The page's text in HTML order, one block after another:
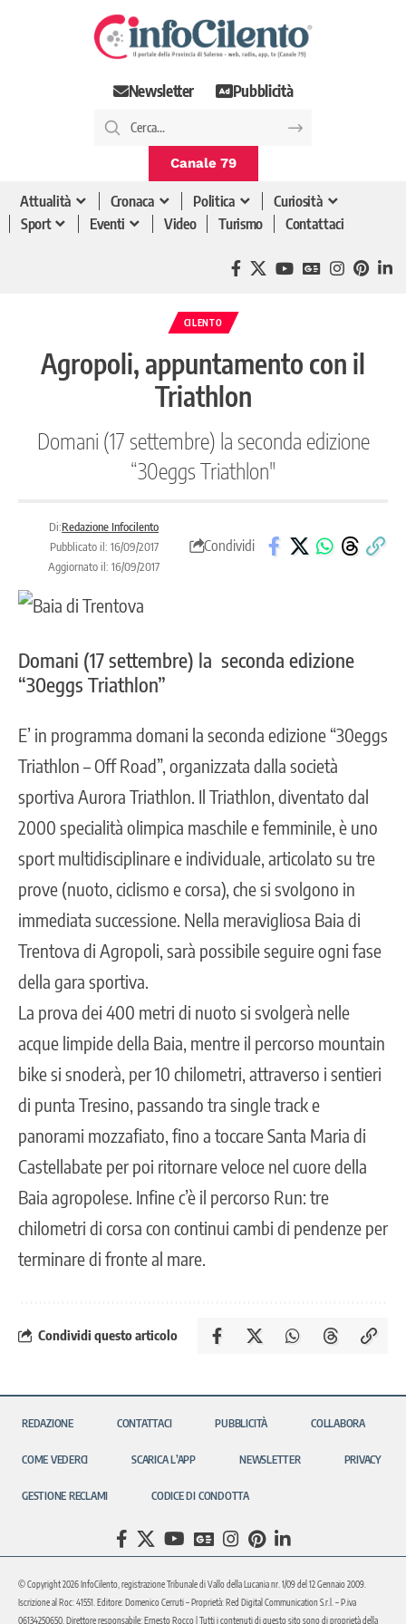
Newsletter Pubblicità
Canale 79
Attualità Cronaca Politica
Curiosità
Sport
Eventi Video Turismo Contattaci
CILENTO
Agropoli, appuntamento con il
Triathlon
Domani (17 settembre) la seconda edizione
“30eggs Triathlon"
Di:Redazione Infocilento
Pubblicato il: 16/09/2017
Aggiornato il: 16/09/2017
Condividi
Domani (17 settembre) la seconda edizione
“30eggs Triathlon”
E’ in programma domani la seconda edizione “30eggs
Triathlon – Off Road”, organizzata dalla società
sportiva Aurora Triathlon. Il Triathlon, diventato dal
2000 specialità olimpica maschile e femminile, è uno
sport multidisciplinare e individuale, articolato su tre
prove (nuoto, ciclismo e corsa), che si svolgono in
immediata successione. Nella meravigliosa Baia di
Trentova di Agropoli, sarà possibile seguire ogni fase
della gara sportiva.
La prova dei 400 metri di nuoto si svolgerà nelle
acque limpide della Baia, mentre il percorso mountain
bike si snoderà, per 10 chilometri, attraverso i sentieri
di punta Tresino, passando tra single track e
panorami mozzafiato, fino a toccare Santa Maria di
Castellabate per poi ritornare veloce nel cuore della
Baia agropolese. Infine c’è il percorso Run: tre
chilometri di corsa con continui cambi di pendenze per
terminare di fronte al mare.
Condividi questo articolo
REDAZIONE CONTATTACI PUBBLICITÀ COLLABORA
COME VEDERCI SCARICA L’APP NEWSLETTER PRIVACY
GESTIONE RECLAMI CODICE DI CONDOTTA
© Copyright 2026 InfoCilento, registrazione Tribunale di Vallo della Lucania nr. 1/09 del 12 Gennaio 2009.
Iscrizione al Roc: 41551. Editore: Domenico Cerruti – Proprietà: Red Digital Communication S.r.l. – P.iva
06134250650. Direttore responsabile: Ernesto Rocco | Tutti i contenuti di questo sito sono di proprietà della